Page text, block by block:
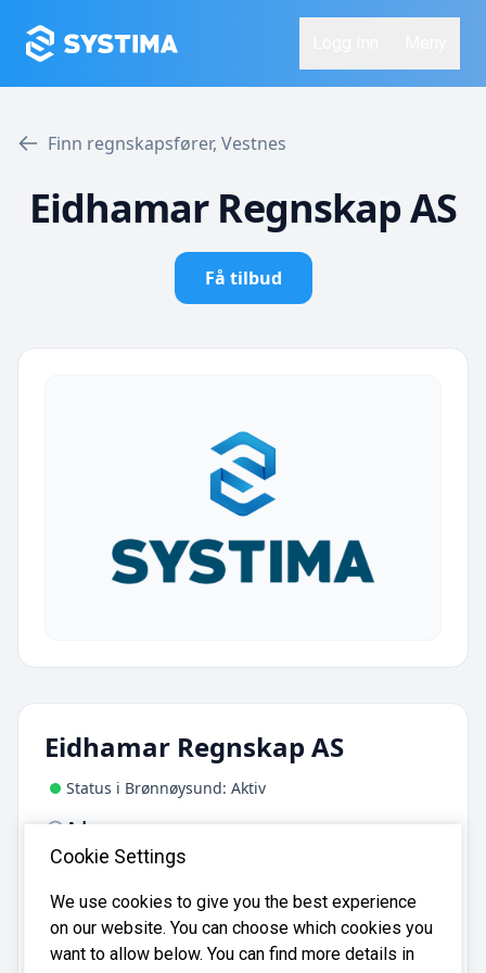
Finn regnskapsfører, Vestnes
Eidhamar Regnskap AS
Få tilbud
Eidhamar Regnskap AS
Status i Brønnøysund: Aktiv
Adresse:
Daugstadvegen 27, 6392 Vikebukt
Eidhamar Regnskap AS er registrert i
Brønnøysundregistrenemed organisasjonsnummer
934401204.
Cookie Settings
We use cookies to give you the best experience
on our website. You can choose which cookies you
want to allow below. You can find more details in